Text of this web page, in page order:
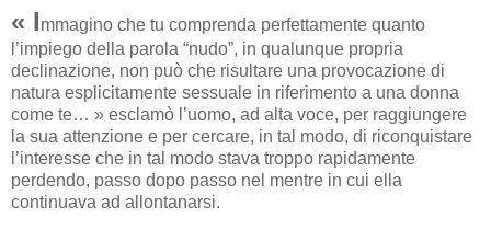
« Immagino che tu comprenda perfettamente quanto
l’impiego della parola “nudo”, in qualunque propria
declinazione, non può che risultare una provocazione di
natura esplicitamente sessuale in riferimento a una donna
come te… » esclamò l’uomo, ad alta voce, per raggiungere
la sua attenzione e per cercare, in tal modo, di riconquistare
l’interesse che in tal modo stava troppo rapidamente
perdendo, passo dopo passo nel mentre in cui ella
continuava ad allontanarsi.